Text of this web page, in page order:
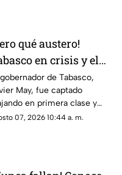
qué austero!
en crisis y el
Javier
viajando en
clase
de Tabasco,
May, fue captado
en primera clase y
un reloj de lujo que,
07, 2026 10:44 a. m.